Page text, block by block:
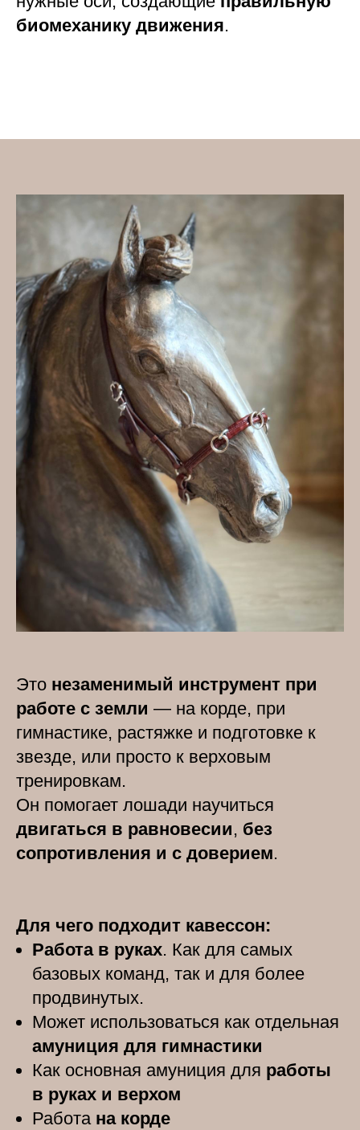
биомеханику движения.
Это незаменимый инструмент при
работе с земли — на корде, при
гимнастике, растяжке и подготовке к
звезде, или просто к верховым
тренировкам.
Он помогает лошади научиться
двигаться в равновесии, без
сопротивления и с доверием.
Для чего подходит кавессон:
Работа в руках. Как для самых
базовых команд, так и для более
продвинутых.
Может использоваться как отдельная
амуниция для гимнастики
Как основная амуниция для работы
в руках и верхом
Работа на корде